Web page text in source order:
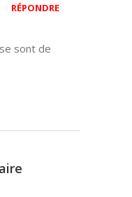
RÉPONDRE
sont de